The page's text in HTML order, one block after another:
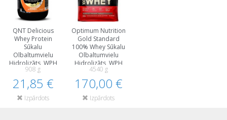
QNT Delicious
Whey Protein
Sūkalu
Olbaltumvielu
Hidrolizāts, WPH
Proteīni
908 g
21,85 €
Izpārdots
Optimum Nutrition
Gold Standard
100% Whey Sūkalu
Olbaltumvielu
Hidrolizāts, WPH
Proteīni
4540 g
170,00 €
Izpārdots